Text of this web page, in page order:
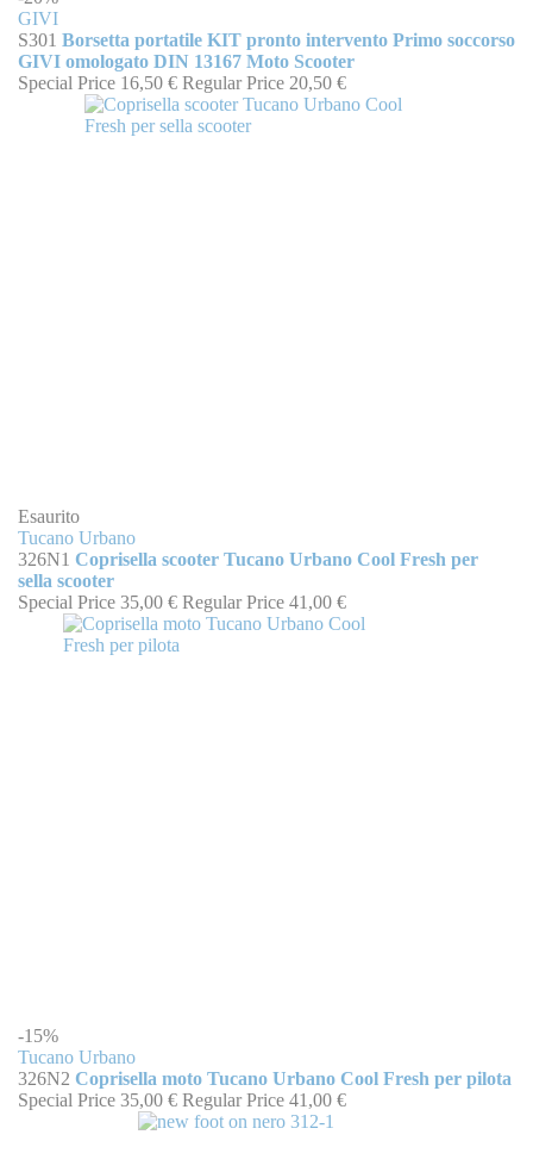
GIVI
S301 Borsetta portatile KIT pronto intervento Primo soccorso
GIVI omologato DIN 13167 Moto Scooter
Special Price 16,50 € Regular Price 20,50 €
Esaurito
Tucano Urbano
326N1 Coprisella scooter Tucano Urbano Cool Fresh per
sella scooter
Special Price 35,00 € Regular Price 41,00 €
-15%
Tucano Urbano
326N2 Coprisella moto Tucano Urbano Cool Fresh per pilota
Special Price 35,00 € Regular Price 41,00 €